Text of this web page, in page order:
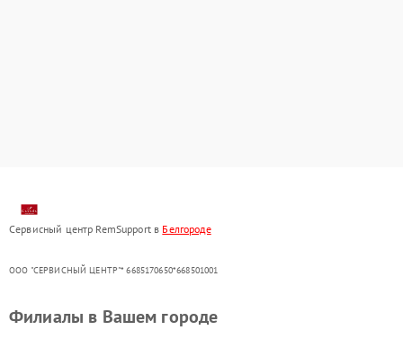
Сервисный центр RemSupport в Белгороде
ООО "СЕРВИСНЫЙ ЦЕНТР"* 6685170650*668501001
Филиалы в Вашем городе